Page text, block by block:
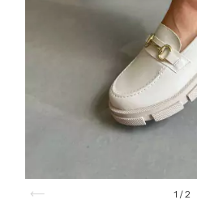
1 /2